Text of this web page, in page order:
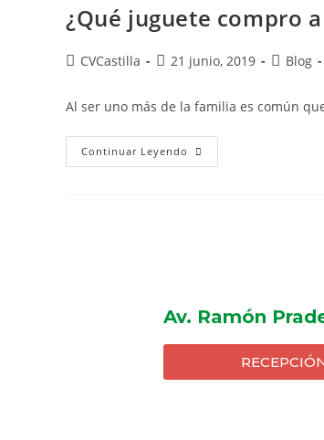
¿Qué juguete compro
CVCastilla 21 junio, 2019 Blog
Al ser uno más de la familia es común
Continuar Leyendo
Av. Ramón